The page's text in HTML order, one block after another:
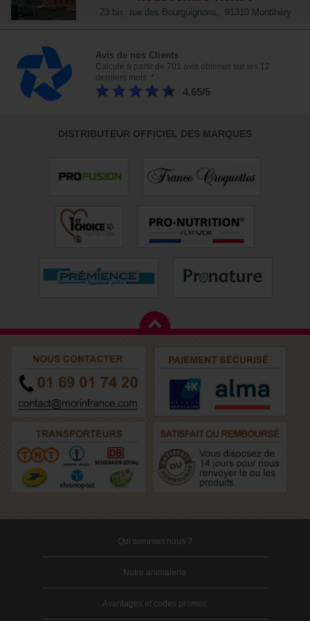
23 bis, rue des Bourguignons, 91310 Montlhéry
Avis de nos Clients
Calculé à partir de 701 avis obtenus sur les 12
derniers mois. *
4.65/5
DISTRIBUTEUR OFFICIEL DES MARQUES
Qui sommes nous ?
Notre animalerie
Avantages et codes promos